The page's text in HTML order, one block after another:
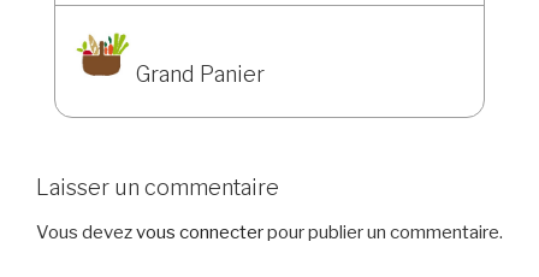
Grand Panier
Laisser un commentaire
Vous devezvous connecterpour publier un commentaire.